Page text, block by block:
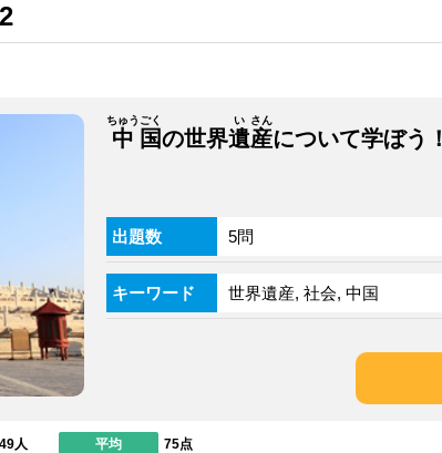
中
ちゅう
国
ごく
の世界遺
い
産
さん
について学ぼう！
出題数 5問
キーワード 世界遺産, 社会, 中国
人 平均 75点